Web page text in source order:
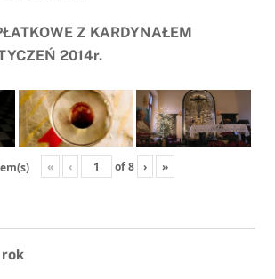
Z KARDYNAŁEM
2014r.
« ‹ of8 › »
rok